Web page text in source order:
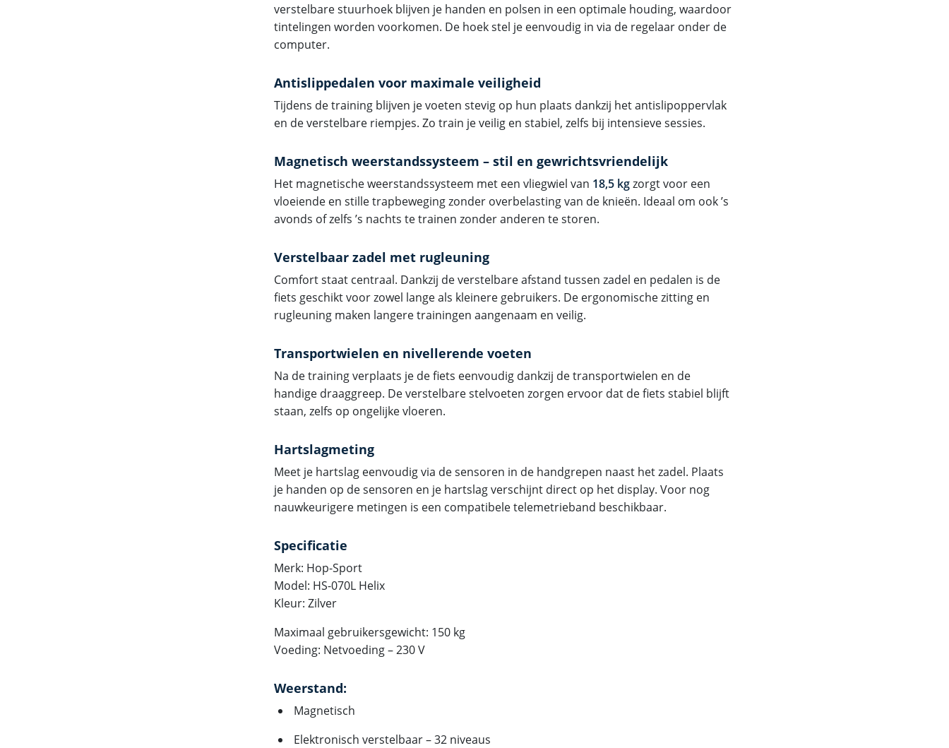
verstelbare stuurhoek blijven je handen en polsen in een optimale houding, waardoor
tintelingen worden voorkomen. De hoek stel je eenvoudig in via de regelaar onder de
computer.
Antislippedalen voor maximale veiligheid
Tijdens de training blijven je voeten stevig op hun plaats dankzij het antislipoppervlak
en de verstelbare riempjes. Zo train je veilig en stabiel, zelfs bij intensieve sessies.
Magnetisch weerstandssysteem – stil en gewrichtsvriendelijk
Het magnetische weerstandssysteem met een vliegwiel van 18,5 kgzorgt voor een
vloeiende en stille trapbeweging zonder overbelasting van de knieën. Ideaal om ook ’s
avonds of zelfs ’s nachts te trainen zonder anderen te storen.
Verstelbaar zadel met rugleuning
Comfort staat centraal. Dankzij de verstelbare afstand tussen zadel en pedalen is de
fiets geschikt voor zowel lange als kleinere gebruikers. De ergonomische zitting en
rugleuning maken langere trainingen aangenaam en veilig.
Transportwielen en nivellerende voeten
Na de training verplaats je de fiets eenvoudig dankzij de transportwielen en de
handige draaggreep. De verstelbare stelvoeten zorgen ervoor dat de fiets stabiel blijft
staan, zelfs op ongelijke vloeren.
Hartslagmeting
Meet je hartslag eenvoudig via de sensoren in de handgrepen naast het zadel. Plaats
je handen op de sensoren en je hartslag verschijnt direct op het display. Voor nog
nauwkeurigere metingen is een compatibele telemetrieband beschikbaar.
Specificatie
Merk: Hop-Sport
Model: HS-070L Helix
Kleur: Zilver
Maximaal gebruikersgewicht: 150 kg
Voeding: Netvoeding – 230 V
Weerstand:
Magnetisch
Elektronisch verstelbaar – 32 niveaus